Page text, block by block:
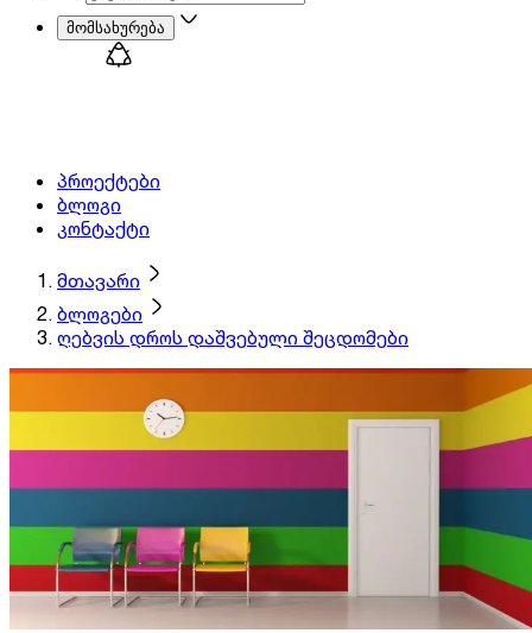
მომსახურება
პროექტები
ბლოგი
კონტაქტი
მთავარი
ბლოგები
ღებვის დროს დაშვებული შეცდომები